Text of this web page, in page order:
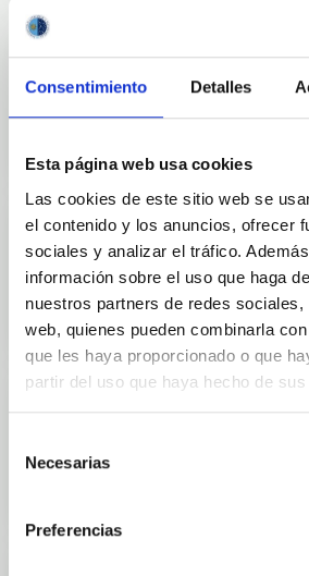
Consentimiento Detalles
Esta página web usa cookies
Las cookies de este sitio web se
el contenido y los anuncios, ofrecer
sociales y analizar el tráfico.
información sobre el uso que haga
nuestros partners de redes
web, quienes pueden combinarla
que les haya proporcionado o que
partir del uso que haya hecho de
Necesarias
Preferencias
Movilidad